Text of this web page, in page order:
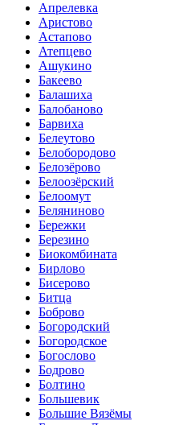
Апрелевка
Аристово
Астапово
Атепцево
Ашукино
Бакеево
Балашиха
Балобаново
Барвиха
Белеутово
Белобородово
Белозёрово
Белоозёрский
Белоомут
Беляниново
Бережки
Березино
Биокомбината
Бирлово
Бисерово
Битца
Боброво
Богородский
Богородское
Богослово
Бодрово
Болтино
Большевик
Большие Вязёмы